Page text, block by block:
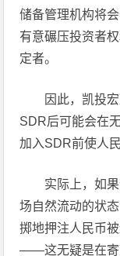
储备管理机构将
有意碾压投资者
定者。
因此，凯投
SDR后可能会在
加入SDR前使人
实际上，如
场自然流动的状
掷地押注人民币
——这无疑是在寄